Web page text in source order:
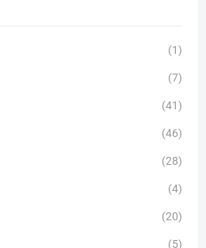
(1)
(7)
(41)
(46)
(28)
(4)
(20)
(5)